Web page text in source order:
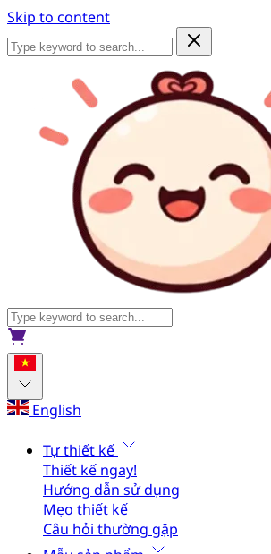
Skip to content
English
Tự thiết kế
Thiết kế ngay!
Hướng dẫn sử dụng
Mẹo thiết kế
Câu hỏi thường gặp